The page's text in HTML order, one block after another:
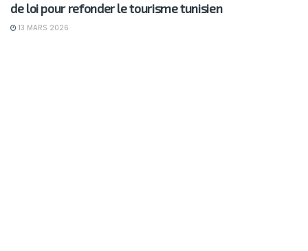
de loi pour refonder le tourisme tunisien
13 MARS 2026